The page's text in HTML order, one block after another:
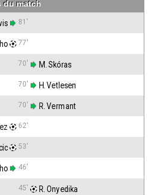
du match
81'
77'
70' M. Skóras
70' H. Vetlesen
70' R. Vermant
62'
53'
46'
45' R. Onyedika